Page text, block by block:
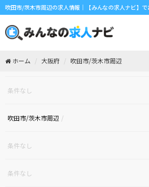
吹田市/茨木市周辺の求人情報｜【みんなの求人ナビ】で
ホーム 大阪府 吹田市/茨木市周辺
条件なし
吹田市/茨木市周辺
条件なし
条件なし